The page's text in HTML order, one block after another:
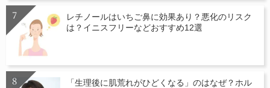
レチノールはいちご鼻に効果あり？悪化のリスク
は？イニスフリーなどおすすめ12選
「生理後に肌荒れがひどくなる」のはなぜ？ホル